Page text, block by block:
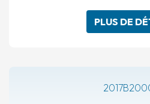
PLUS DE